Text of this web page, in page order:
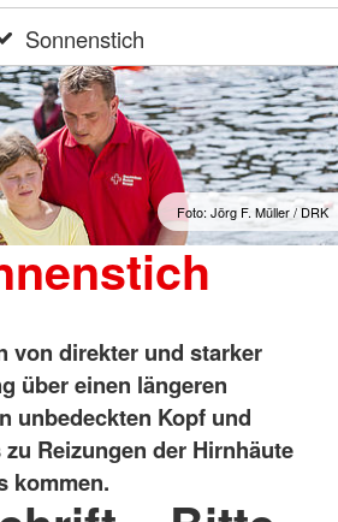
Sonnenstich
Foto: Jörg F. Müller / DRK
von direkter und starker
über einen längeren
unbedeckten Kopf und
Reizungen der Hirnhäute
kommen.